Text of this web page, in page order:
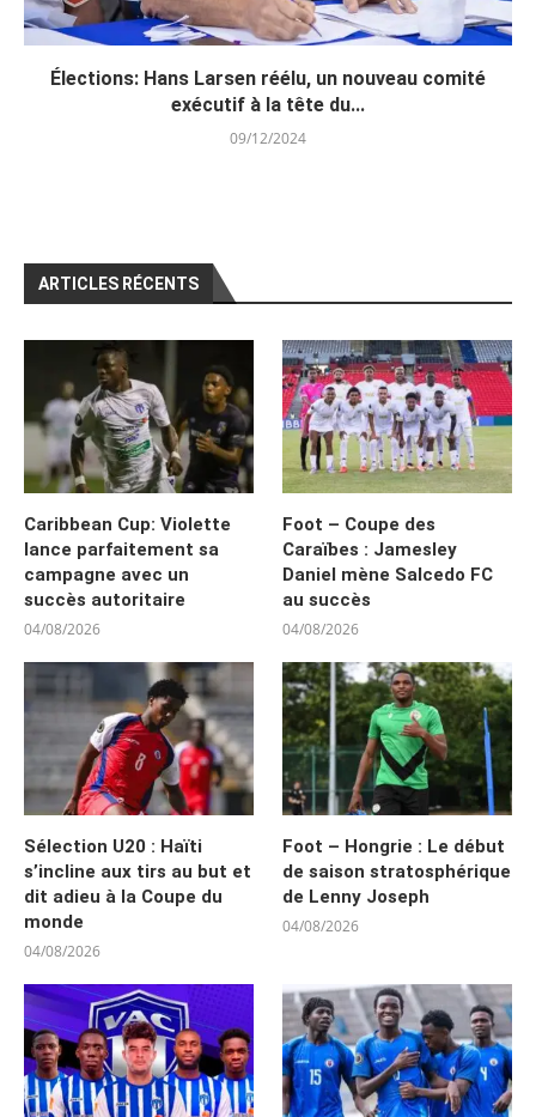
Élections: Hans Larsen réélu, un nouveau comité
exécutif à la tête du...
09/12/2024
ARTICLES RÉCENTS
Caribbean Cup: Violette
lance parfaitement sa
campagne avec un
succès autoritaire
04/08/2026
Foot – Coupe des
Caraïbes : Jamesley
Daniel mène Salcedo FC
au succès
04/08/2026
Sélection U20 : Haïti
s’incline aux tirs au but et
dit adieu à la Coupe du
monde
04/08/2026
Foot – Hongrie : Le début
de saison stratosphérique
de Lenny Joseph
04/08/2026